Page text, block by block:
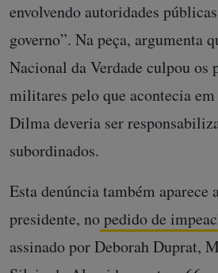
envolvendo autoridades
governo”. Na peça, argumenta
Nacional da Verdade culpou os
militares pelo que acontecia em
Dilma deveria ser
subordinados.
Esta denúncia também aparece
presidente, nopedido de
assinado por Deborah Duprat,